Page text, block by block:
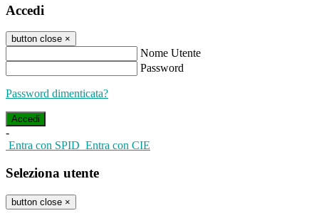
Accedi
button close ×
Nome Utente
Password
Password dimenticata?
-
Entra con SPID Entra con CIE
Seleziona utente
button close ×